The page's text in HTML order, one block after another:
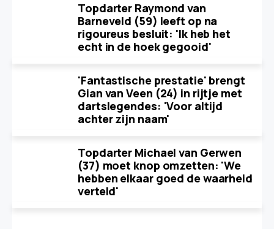
Topdarter Raymond van
Barneveld (59) leeft op na
rigoureus besluit: 'Ik heb het
echt in de hoek gegooid'
'Fantastische prestatie' brengt
Gian van Veen (24) in rijtje met
dartslegendes: 'Voor altijd
achter zijn naam'
Topdarter Michael van Gerwen
(37) moet knop omzetten: 'We
hebben elkaar goed de waarheid
verteld'